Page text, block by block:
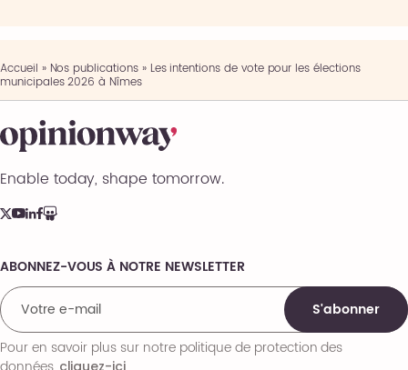
Accueil » Nos publications» Les intentions de vote pour les élections
municipales 2026 à Nîmes
Enable today, shape tomorrow.
Comments
ABONNEZ-VOUS À NOTRE NEWSLETTER
S'abonner
Pour en savoir plus sur notre politique de protection des
cliquez-ici